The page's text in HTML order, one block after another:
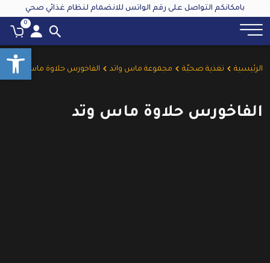
بامكانكم التواصل على رقم الواتس للانضمام لنظام غذائي صحي
0
الرئيسية تغذية صحيّة مجموعة ماس واتد الفاخورس حلاوة ماس وتد
الفاخورس حلاوة ماس وتد